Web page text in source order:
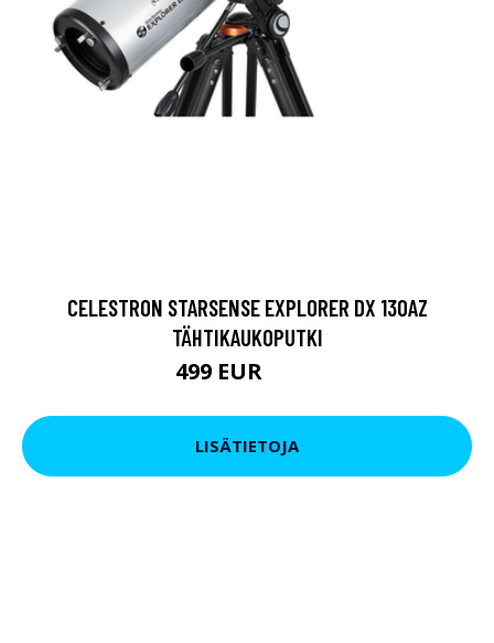
CELESTRON STARSENSE EXPLORER DX 130AZ
TÄHTIKAUKOPUTKI
499 EUR
LISÄTIETOJA